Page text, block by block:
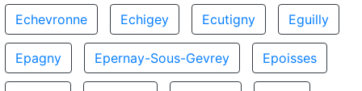
Echevronne Echigey Ecutigny Eguilly
Epagny Epernay-Sous-Gevrey Epoisses